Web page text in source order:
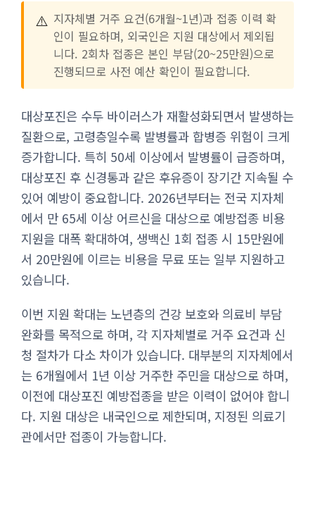
⚠️ 지자체별 거주 요건(6개월~1년)과 접종 이력 확
인이 필요하며, 외국인은 지원 대상에서 제외됩
니다. 2회차 접종은 본인 부담(20~25만원)으로
진행되므로 사전 예산 확인이 필요합니다.
대상포진은 수두 바이러스가 재활성화되면서 발생하는
질환으로, 고령층일수록 발병률과 합병증 위험이 크게
증가합니다. 특히 50세 이상에서 발병률이 급증하며,
대상포진 후 신경통과 같은 후유증이 장기간 지속될 수
있어 예방이 중요합니다. 2026년부터는 전국 지자체
에서 만 65세 이상 어르신을 대상으로 예방접종 비용
지원을 대폭 확대하여, 생백신 1회 접종 시 15만원에
서 20만원에 이르는 비용을 무료 또는 일부 지원하고
있습니다.
이번 지원 확대는 노년층의 건강 보호와 의료비 부담
완화를 목적으로 하며, 각 지자체별로 거주 요건과 신
청 절차가 다소 차이가 있습니다. 대부분의 지자체에서
는 6개월에서 1년 이상 거주한 주민을 대상으로 하며,
이전에 대상포진 예방접종을 받은 이력이 없어야 합니
다. 지원 대상은 내국인으로 제한되며, 지정된 의료기
관에서만 접종이 가능합니다.